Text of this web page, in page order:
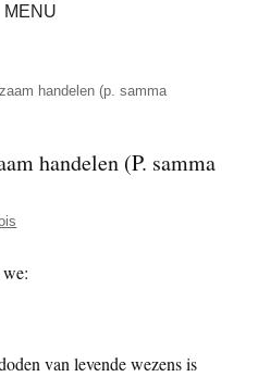
MENU
handelen (p. samma
handelen (P. samma
van levende wezens is